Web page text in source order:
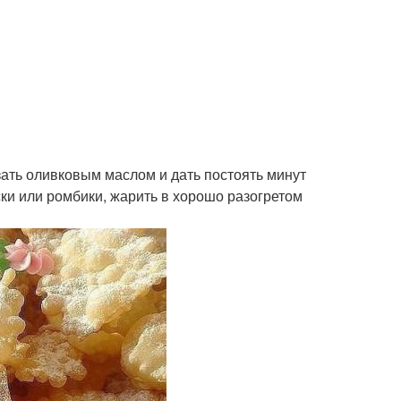
оливковым маслом и дать постоять минут
или ромбики, жарить в хорошо разогретом